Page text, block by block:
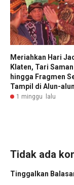
Meriahkan Hari
Klaten, Tari
hingga Fragmen
Tampil di Alun-alun
1 minggu lalu
Tidak ada
Tinggalkan